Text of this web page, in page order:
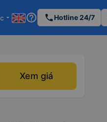
arrow_drop_down help_outline phoneHotline 24/7
Xem giá